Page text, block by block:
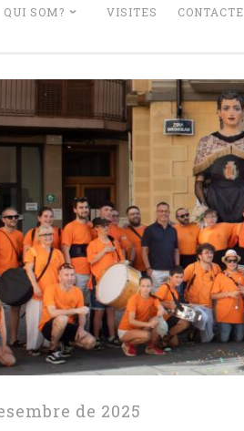
QUI SOM? VISITES CONTACTE
de 2025